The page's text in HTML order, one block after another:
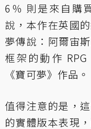
6％ 則是來自購
說，本作在英國
夢傳說：阿爾宙
框架的動作
《寶可夢》作品。
值得注意的是，
的實體版本表現